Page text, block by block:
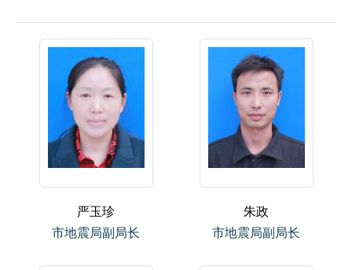
严玉珍
市地震局副局长
朱政
市地震局副局长